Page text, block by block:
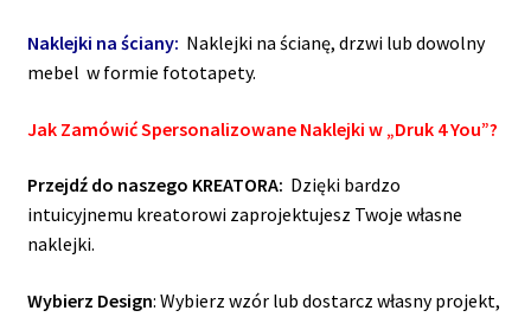
Naklejki na ściany: Naklejki na ścianę, drzwi lub dowolny
mebel w formie fototapety.
Jak Zamówić Spersonalizowane Naklejki w „Druk 4 You”?
Przejdź do naszego KREATORA: Dzięki bardzo
intuicyjnemu kreatorowi zaprojektujesz Twoje własne
naklejki.
Wybierz Design: Wybierz wzór lub dostarcz własny projekt,